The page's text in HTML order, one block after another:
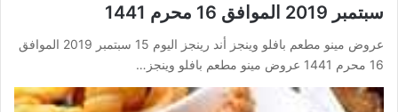
سبتمبر 2019 الموافق 16 محرم 1441
عروض مينو مطعم بافلو وينجز أند رينجز اليوم 15 سبتمبر 2019 الموافق
16 محرم 1441 عروض مينو مطعم بافلو وينجز…